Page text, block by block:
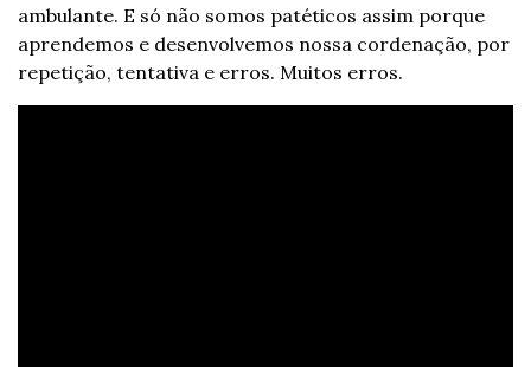
ambulante. E só não somos patéticos assim porque
aprendemos e desenvolvemos nossa cordenação, por
repetição, tentativa e erros. Muitos erros.